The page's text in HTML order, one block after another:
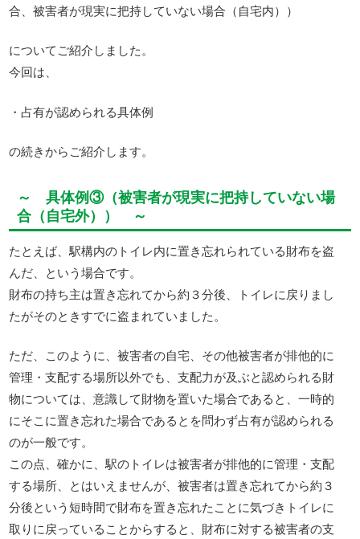
合、被害者が現実に把持していない場合（自宅内））
についてご紹介しました。
今回は、
・占有が認められる具体例
の続きからご紹介します。
～ 具体例③（被害者が現実に把持していない場
合（自宅外）） ～
たとえば、駅構内のトイレ内に置き忘れられている財布を盗
んだ、という場合です。
財布の持ち主は置き忘れてから約３分後、トイレに戻りまし
たがそのときすでに盗まれていました。
ただ、このように、被害者の自宅、その他被害者が排他的に
管理・支配する場所以外でも、支配力が及ぶと認められる財
物については、意識して財物を置いた場合であると、一時的
にそこに置き忘れた場合であるとを問わず占有が認められる
のが一般です。
この点、確かに、駅のトイレは被害者が排他的に管理・支配
する場所、とはいえませんが、被害者は置き忘れてから約３
分後という短時間で財布を置き忘れたことに気づきトイレに
取りに戻っていることからすると、財布に対する被害者の支